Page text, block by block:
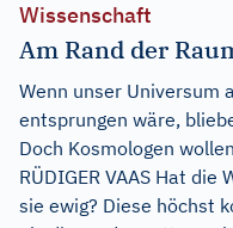
Wissenschaft
Am Rand der
Wenn unser Universum
entsprungen wäre,
Doch Kosmologen
RÜDIGER VAAS Hat
sie ewig? Diese höchst